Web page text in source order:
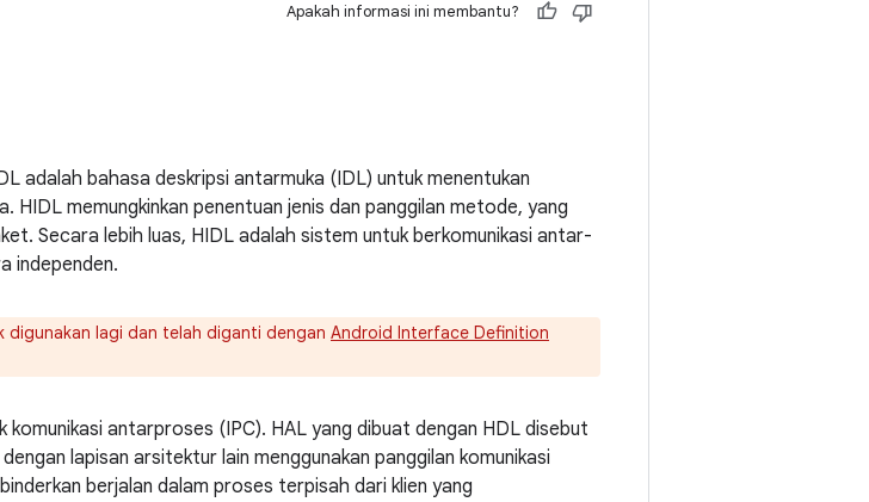
Apakah informasi ini membantu?
adalah bahasa deskripsi antarmuka (IDL) untuk menentukan
HIDL memungkinkan penentuan jenis dan panggilan metode, yang
Secara lebih luas, HIDL adalah sistem untuk berkomunikasi antar-
independen.
digunakan lagi dan telah diganti dengan Android Interface Definition
komunikasi antarproses (IPC). HAL yang dibuat dengan HDL disebut
lapisan arsitektur lain menggunakan panggilan komunikasi
berjalan dalam proses terpisah dari klien yang